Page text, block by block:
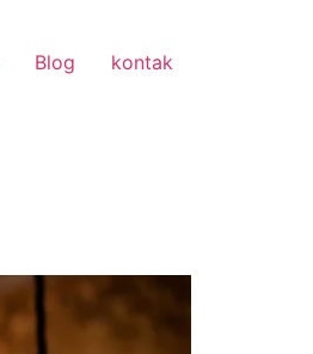
Blog kontak